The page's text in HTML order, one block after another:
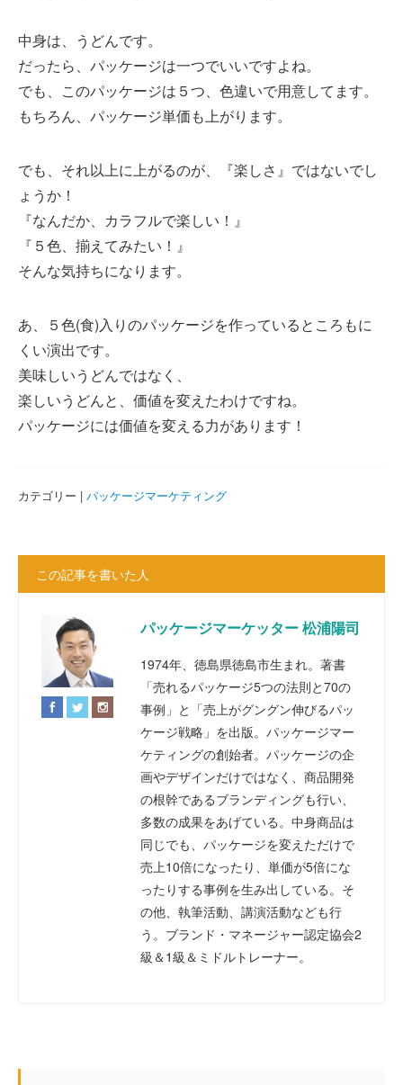
中身は、うどんです。
だったら、パッケージは一つでいいですよね。
でも、このパッケージは５つ、色違いで用意してます。
もちろん、パッケージ単価も上がります。
でも、それ以上に上がるのが、『楽しさ』ではないでし
ょうか！
『なんだか、カラフルで楽しい！』
『５色、揃えてみたい！』
そんな気持ちになります。
あ、５色(食)入りのパッケージを作っているところもに
くい演出です。
美味しいうどんではなく、
楽しいうどんと、価値を変えたわけですね。
パッケージには価値を変える力があります！
カテゴリー | パッケージマーケティング
この記事を書いた人
パッケージマーケッター 松浦陽司
1974年、徳島県徳島市生まれ。著書
「売れるパッケージ5つの法則と70の
事例」と「売上がグングン伸びるパッ
ケージ戦略」を出版。パッケージマー
ケティングの創始者。パッケージの企
画やデザインだけではなく、商品開発
の根幹であるブランディングも行い、
多数の成果をあげている。中身商品は
同じでも、パッケージを変えただけで
売上10倍になったり、単価が5倍にな
ったりする事例を生み出している。そ
の他、執筆活動、講演活動なども行
う。ブランド・マネージャー認定協会2
級＆1級＆ミドルトレーナー。